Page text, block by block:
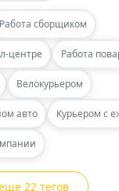
Работа сборщиком
центре Работа
Велокурьером
авто
22 тегов